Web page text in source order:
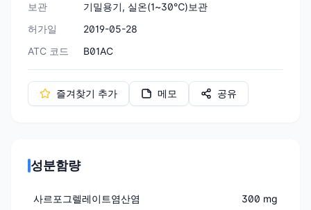
보관
기밀용기, 실온(1~30℃)보관
허가일
2019-05-28
ATC 코드
B01AC
즐겨찾기 추가 메모 공유
성분함량
사르포그렐레이트염산염 300 mg